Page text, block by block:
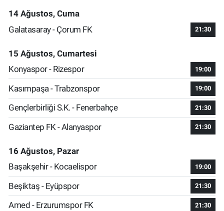
14 Ağustos, Cuma
Galatasaray - Çorum FK
21:30
15 Ağustos, Cumartesi
Konyaspor - Rizespor
19:00
Kasımpaşa - Trabzonspor 19:00
Gençlerbirliği S.K. - Fenerbahçe 21:30
Gaziantep FK - Alanyaspor 21:30
16 Ağustos, Pazar
Başakşehir - Kocaelispor
19:00
Beşiktaş - Eyüpspor 21:30
Amed - Erzurumspor FK 21:30